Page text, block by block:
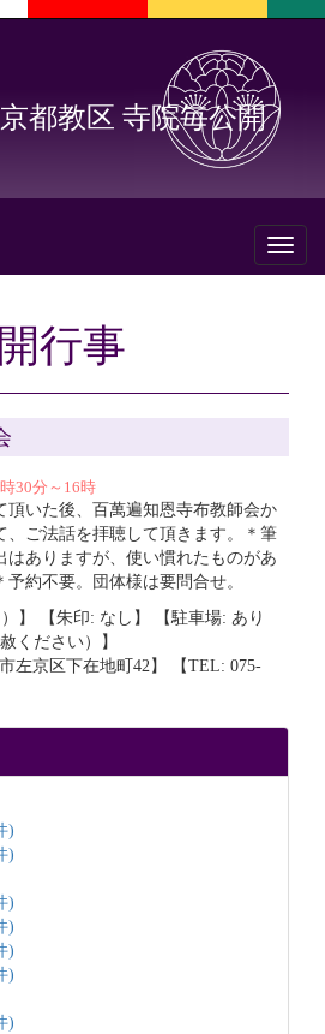
都教区 寺院毎公開
Toggle
行事
30分～16時
頂いた後、百萬遍知恩寺布教師会か
、ご法話を拝聴して頂きます。＊筆
はありますが、使い慣れたものがあ
約不要。団体様は要問合せ。
）】 【朱印: なし】 【駐車場: あり
ください）】
左京区下在地町42】 【TEL: 075-
)
)
)
)
)
)
)